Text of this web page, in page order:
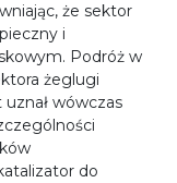
że sektor
i
Podróż w
żeglugi
wówczas
do